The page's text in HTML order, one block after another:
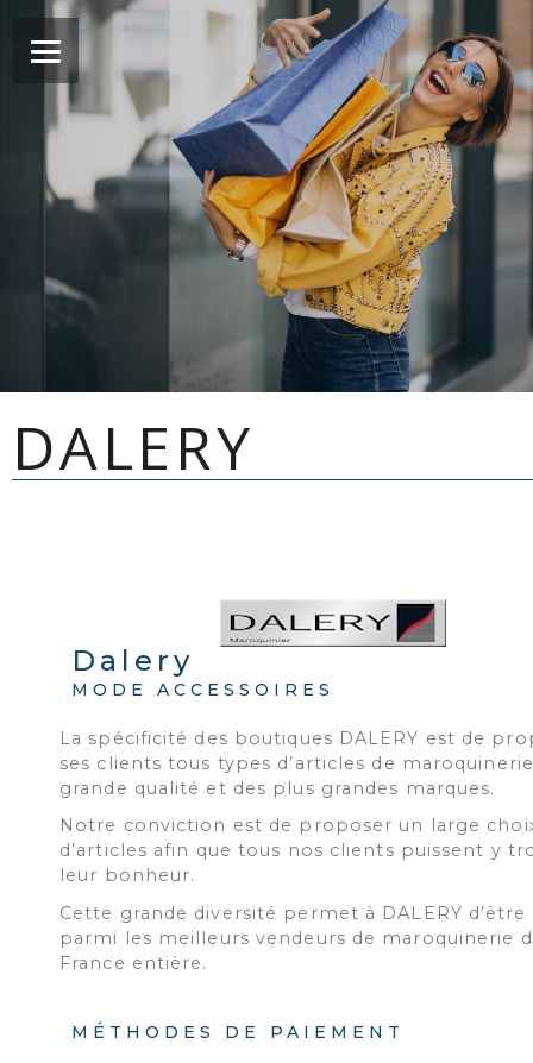
DALERY
Dalery
MODE ACCESSOIRES
La spécificité des boutiques DALERY est de
ses clients tous types d’articles de
grande qualité et des plus grandes marques.
Notre conviction est de proposer un large
d’articles afin que tous nos clients puissent y
leur bonheur.
Cette grande diversité permet à DALERY d’être
parmi les meilleurs vendeurs de maroquinerie
France entière.
MÉTHODES DE PAIEMENT